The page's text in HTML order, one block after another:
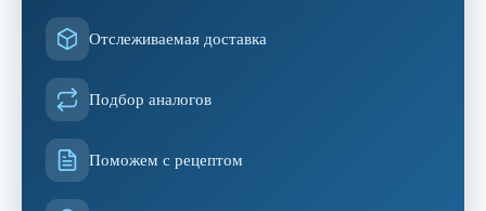
Отслеживаемая доставка
Подбор аналогов
Поможем с рецептом